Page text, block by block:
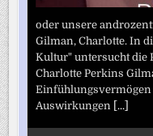
oder unsere
Gilman, Charlotte. In
Kultur" untersucht
Charlotte Perkins
Auswirkungen [...]